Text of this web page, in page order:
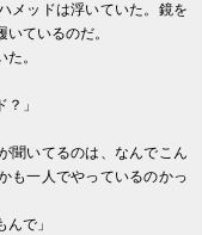
メッドは浮いていた。鏡を
ているのだ。
。
」
聞いてるのは、なんでこん
も一人でやっているのかっ
んで」